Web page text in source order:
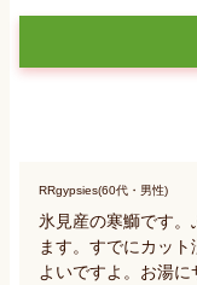
RRgypsies(60代・男性)
氷見産の寒鰤です
ます。すでにカッ
よいですよ。お湯